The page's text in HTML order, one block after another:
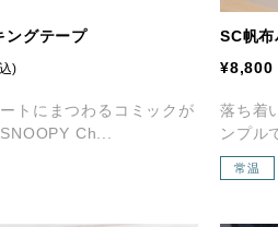
ングテープ
)
トにまつわるコミックが
Ch...
SC帆
¥8,800
落ち着
ンプル
常温